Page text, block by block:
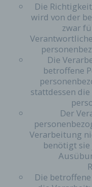
Die
wird von der
zwar
Die
betroffene
stattdessen
Der
Verarbeitung
benötigt
Die
(Pseudonym)
Ferner wird die
(ISP) der
Adresse
IP-Adresse
den Fall, dass
abgegebenen
verletzt oder
Speicherung
erfolgt daher
Verarbeitung
im Falle einer
exkulpieren
dieser
Dritte, sofern
gesetzlich